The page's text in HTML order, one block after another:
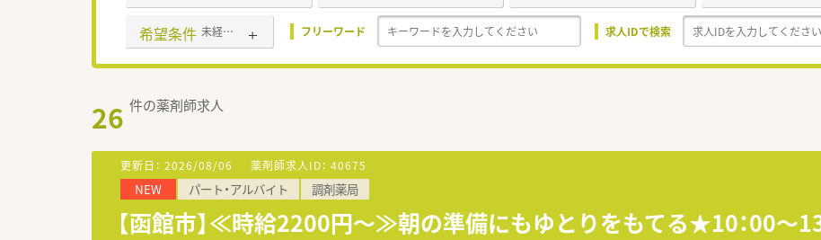
希望条件 未経験可 フリーワード 求人IDで検索
26 件の薬剤師求人
更新日： 2026/08/06 薬剤師求人ID： 40675
NEW パート・アルバイト 調剤薬局
【函館市】≪時給2200円～≫朝の準備にもゆとりをもてる★10：00～